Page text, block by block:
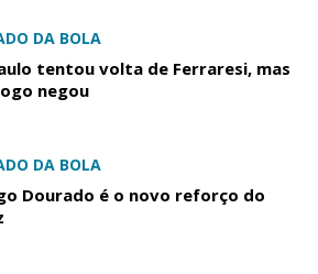
DA BOLA
tentou volta de Ferraresi, mas
negou
DA BOLA
Dourado é o novo reforço do